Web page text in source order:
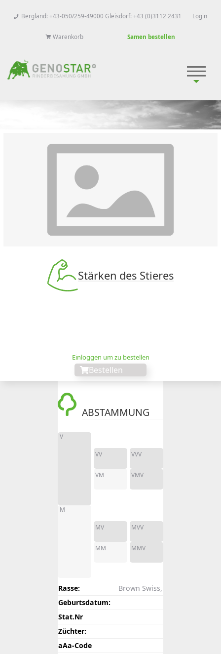
Bergland: +43-050/259-49000 Gleisdorf: +43 (0)3112 2431 Login
Warenkorb Samen bestellen
Stärken des Stieres
Einloggen um zu bestellen
Bestellen
ABSTAMMUNG
V
VV
VM
VVV
VMV
M
MV
MM
MVV
MMV
Rasse:
Brown Swiss,
Geburtsdatum:
Stat.Nr
Züchter:
aAa-Code